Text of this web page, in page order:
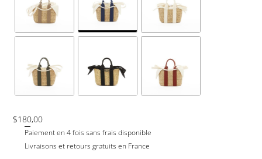
$180,00
Paiement en 4 fois sans frais disponible
Livraisons et retours gratuits en France